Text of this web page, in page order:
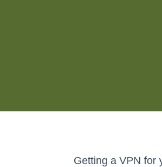
Getting a VPN for